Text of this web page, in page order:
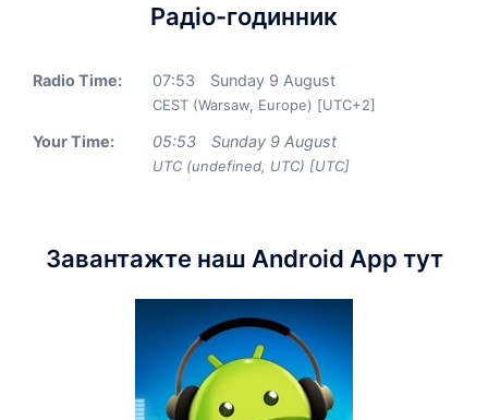
Радіо-годинник
Radio Time: 07:53 Sunday 9 August
CEST (Warsaw, Europe) [UTC+2]
Your Time: 05:53 Sunday 9 August
UTC (undefined, UTC) [UTC]
Завантажте наш Android App тут